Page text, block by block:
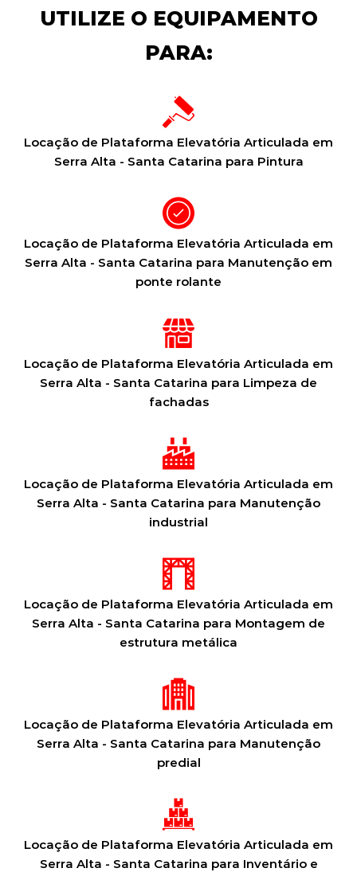
UTILIZE O EQUIPAMENTO
PARA:
Locação de Plataforma Elevatória Articulada em
Serra Alta - Santa Catarina para Pintura
Locação de Plataforma Elevatória Articulada em
Serra Alta - Santa Catarina para Manutenção em
ponte rolante
Locação de Plataforma Elevatória Articulada em
Serra Alta - Santa Catarina para Limpeza de
fachadas
Locação de Plataforma Elevatória Articulada em
Serra Alta - Santa Catarina para Manutenção
industrial
Locação de Plataforma Elevatória Articulada em
Serra Alta - Santa Catarina para Montagem de
estrutura metálica
Locação de Plataforma Elevatória Articulada em
Serra Alta - Santa Catarina para Manutenção
predial
Locação de Plataforma Elevatória Articulada em
Serra Alta - Santa Catarina para Inventário e